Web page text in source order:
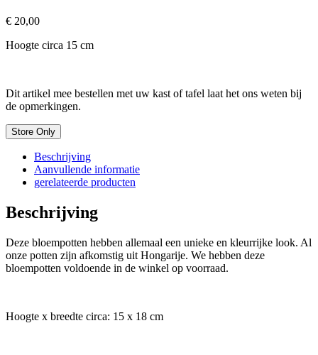
€ 20,00
Hoogte circa 15 cm
Dit artikel mee bestellen met uw kast of tafel laat het ons weten bij
de opmerkingen.
Store Only
Beschrijving
Aanvullende informatie
gerelateerde producten
Beschrijving
Deze bloempotten hebben allemaal een unieke en kleurrijke look. Al
onze potten zijn afkomstig uit Hongarije. We hebben deze
bloempotten voldoende in de winkel op voorraad.
Hoogte x breedte circa: 15 x 18 cm